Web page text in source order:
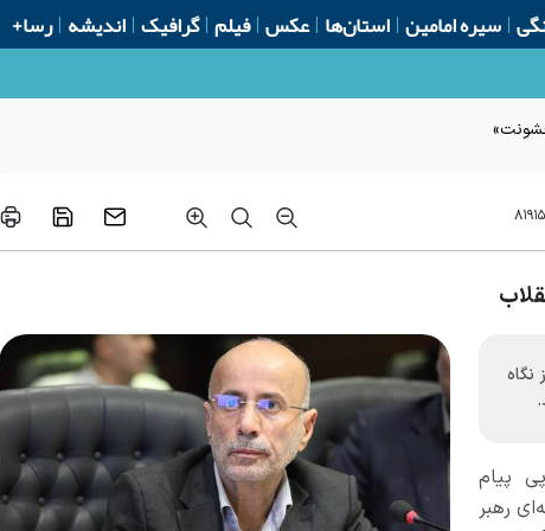
سیره امامین استان‌ها عکس فیلم گرافیک اندیشه رسا+
خشونت»
نگاه
پیام
رهبر